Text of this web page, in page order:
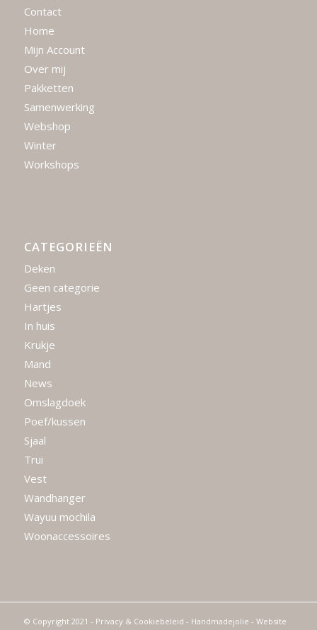
Contact
Home
Mijn Account
Over mij
Pakketten
Samenwerking
Webshop
Winter
Workshops
CATEGORIEËN
Deken
Geen categorie
Hartjes
In huis
Krukje
Mand
News
Omslagdoek
Poef/kussen
Sjaal
Trui
Vest
Wandhanger
Wayuu mochila
Woonaccessoires
© Copyright 2021 - Privacy & Cookiebeleid - Handmadejolie - Website